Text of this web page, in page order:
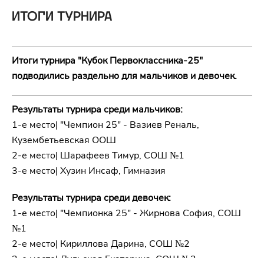
ИТОГИ ТУРНИРА
Итоги турнира "Кубок Первоклассника-25"
подводились раздельно для мальчиков и девочек.
Результаты турнира среди мальчиков:
1-е место| "Чемпион 25" - Вазиев Реналь,
Кузембетьевская ООШ
2-е место| Шарафеев Тимур, СОШ №1
3-е место| Хузин Инсаф, Гимназия
Результаты турнира среди девочек:
1-е место| "Чемпионка 25" - Жирнова София, СОШ
№1
2-е место| Кириллова Дарина, СОШ №2